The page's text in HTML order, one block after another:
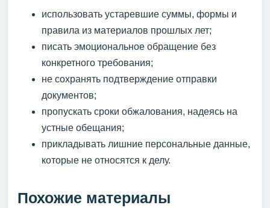
использовать устаревшие суммы, формы и
правила из материалов прошлых лет;
писать эмоциональное обращение без
конкретного требования;
не сохранять подтверждение отправки
документов;
пропускать сроки обжалования, надеясь на
устные обещания;
прикладывать лишние персональные данные,
которые не относятся к делу.
Похожие материалы